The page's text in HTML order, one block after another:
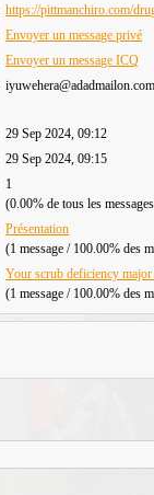
https://pittmanchiro.com/
Envoyer un message privé
Envoyer un message ICQ
29 Sep 2024, 09:12
29 Sep 2024, 09:15
1
(0.00% de tous les
Présentation
(1 message / 100.00% des
Your scrub deficiency
(1 message / 100.00% des